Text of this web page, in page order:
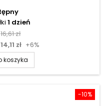
1 dzień
Cena
podstawowa
16,61 zł
14,11 zł +6%
koszyka
-10%